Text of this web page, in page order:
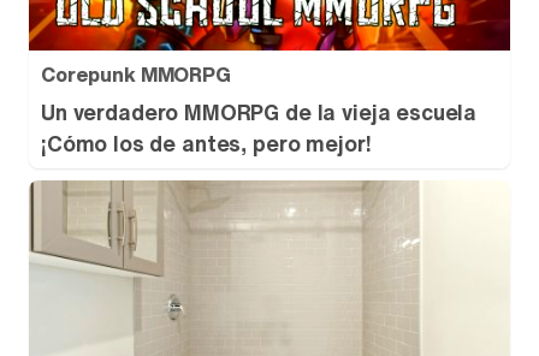
Corepunk MMORPG
Un verdadero MMORPG de la vieja escuela
¡Cómo los de antes, pero mejor!